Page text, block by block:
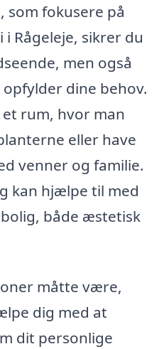
som fokusere på
Rågeleje, sikrer du
men også
dine behov.
rum, hvor man
eller have
venner og familie.
kan hjælpe til med
både æstetisk
måtte være,
dig med at
dit personlige